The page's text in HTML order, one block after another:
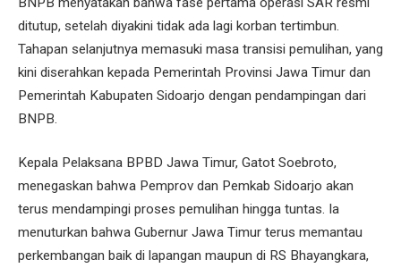
ditutup, setelah diyakini tidak ada lagi korban tertimbun.
Tahapan selanjutnya memasuki masa transisi pemulihan, yang
kini diserahkan kepada Pemerintah Provinsi Jawa Timur dan
Pemerintah Kabupaten Sidoarjo dengan pendampingan dari
BNPB.
Kepala Pelaksana BPBD Jawa Timur, Gatot Soebroto,
menegaskan bahwa Pemprov dan Pemkab Sidoarjo akan
terus mendampingi proses pemulihan hingga tuntas. Ia
menuturkan bahwa Gubernur Jawa Timur terus memantau
perkembangan baik di lapangan maupun di RS Bhayangkara,